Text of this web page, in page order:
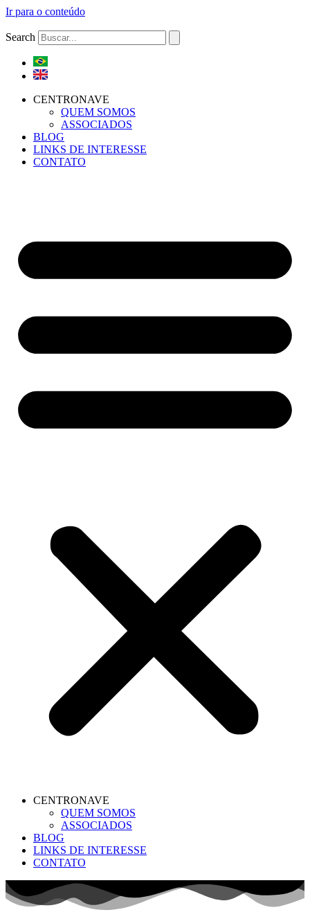
Ir para o conteúdo
Search
CENTRONAVE
QUEM SOMOS
ASSOCIADOS
BLOG
LINKS DE INTERESSE
CONTATO
CENTRONAVE
QUEM SOMOS
ASSOCIADOS
BLOG
LINKS DE INTERESSE
CONTATO